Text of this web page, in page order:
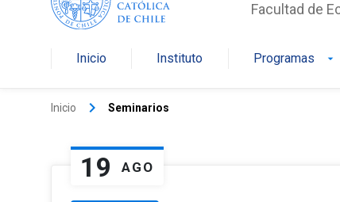
Facultad de
Inicio Instituto Programas arrow_drop_down
Inicio keyboard_arrow_right Seminarios
19 AGO